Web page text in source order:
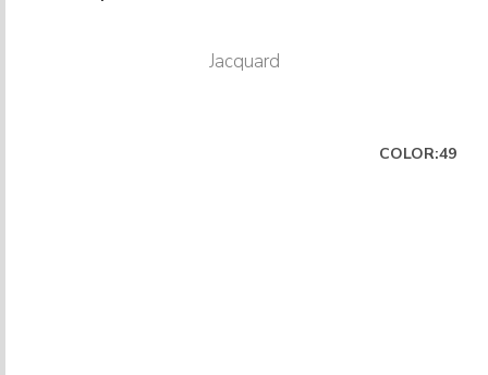
Jacquard
COLOR:49